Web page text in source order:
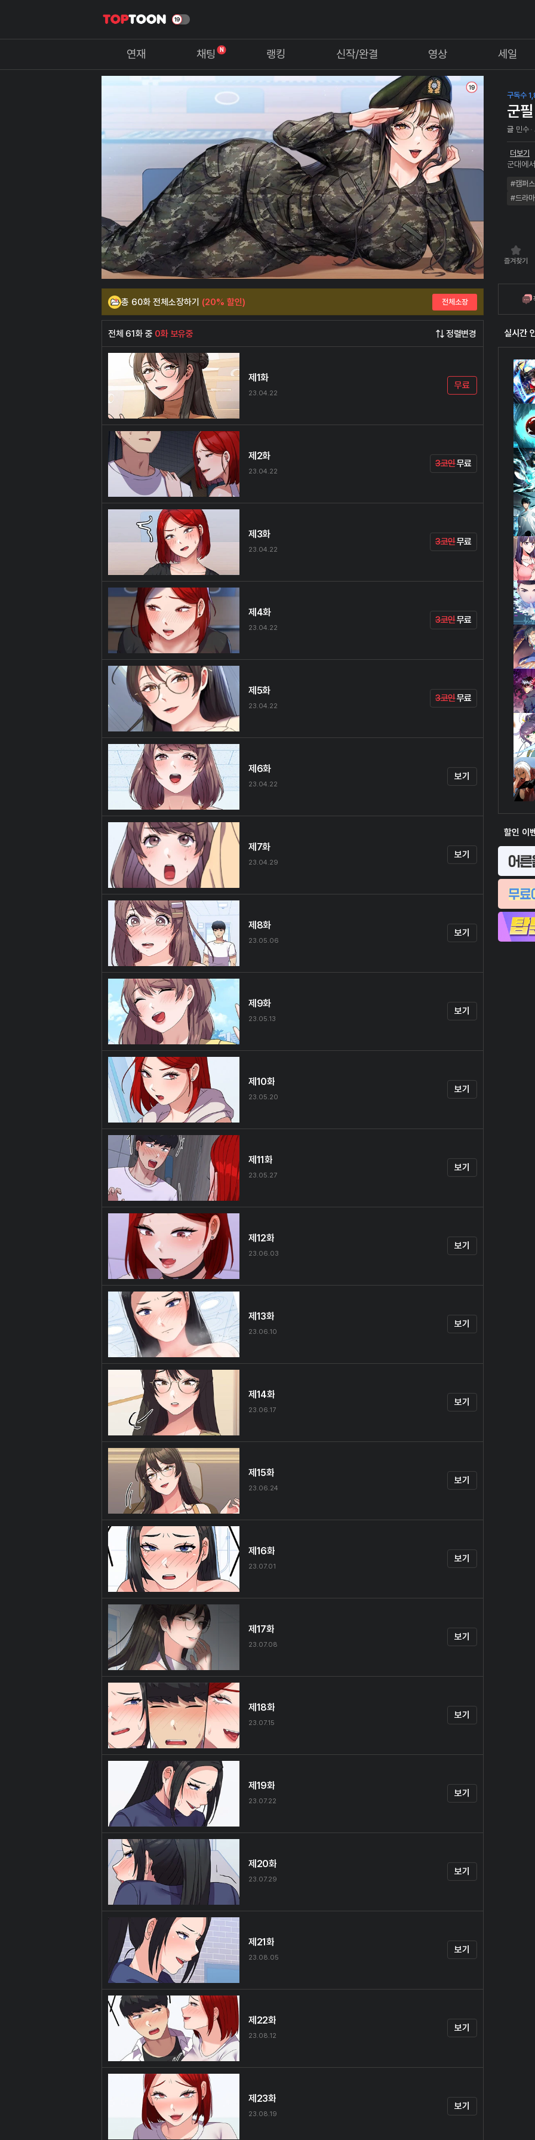
연재 채팅 N 랭킹 신작/완결 영상 세일
구독수
군
글 민수
더보기
군대에
대에서 유일
되는데...
#캠퍼스
#드라마
즐겨찾기
실시간
할인 이
총 60화 전체소장하기 (20% 할인) 전체소장
전체 61화 중 0화 보유중 정렬변경
제1화
23.04.22
무료
제2화
23.04.22
3코인무료
제3화
23.04.22
3코인무료
제4화
23.04.22
3코인무료
제5화
23.04.22
3코인무료
제6화
23.04.22
보기
제7화
23.04.29
보기
제8화
23.05.06
보기
제9화
23.05.13
보기
제10화
23.05.20
보기
제11화
23.05.27
보기
제12화
23.06.03
보기
제13화
23.06.10
보기
제14화
23.06.17
보기
제15화
23.06.24
보기
제16화
23.07.01
보기
제17화
23.07.08
보기
제18화
23.07.15
보기
제19화
23.07.22
보기
제20화
23.07.29
보기
제21화
23.08.05
보기
제22화
23.08.12
보기
제23화
23.08.19
보기